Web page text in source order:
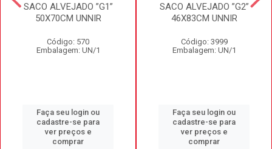
SACO ALVEJADO ”G1”
50X70CM UNNIR
Código: 570
Embalagem: UN/1
Faça seu login ou
cadastre-se para
ver preços e
comprar
SACO ALVEJADO ”G2”
46X83CM UNNIR
Código: 3999
Embalagem: UN/1
Faça seu login ou
cadastre-se para
ver preços e
comprar